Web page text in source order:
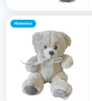
Новинка